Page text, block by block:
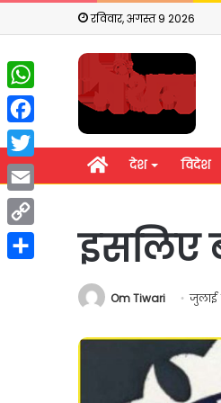
रविवार, अगस्त 9 2026
होम देश विदेश
इसलिए
Om Tiwari जुलाई
WhatsApp
Facebook
Twitter
Email
Copy
Link